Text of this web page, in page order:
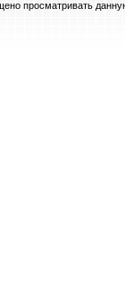
просматривать